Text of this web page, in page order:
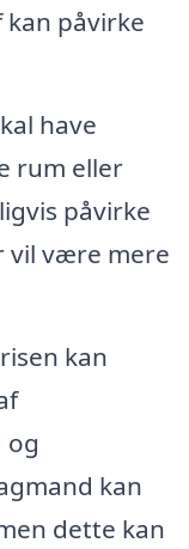
påvirke
have
rum eller
påvirke
vil være mere
kan
og
kan
dette kan